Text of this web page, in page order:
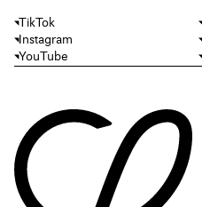
TikTok
Instagram
YouTube